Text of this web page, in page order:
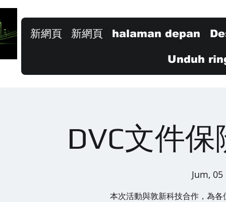
新網頁 新網頁 halaman depan
Unduh
DVC文件
Jum,
本次活動與敦新科技合作，為